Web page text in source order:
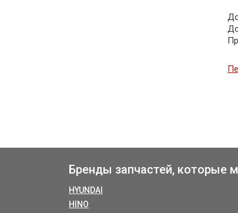
Бренды запчастей, которые
HYUNDAI
HINO